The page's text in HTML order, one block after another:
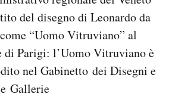
del disegno di Leonardo da
“Uomo Vitruviano” al
di Parigi: l’Uomo Vitruviano è
nel Gabinetto dei Disegni e
Gallerie